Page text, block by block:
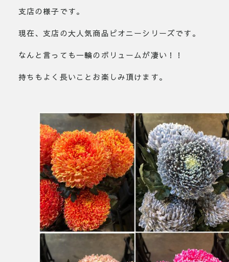
支店の様子です。
現在、支店の大人気商品ピオニーシリーズです。
なんと言っても一輪のボリュームが凄い！！
持ちもよく長いことお楽しみ頂けます。